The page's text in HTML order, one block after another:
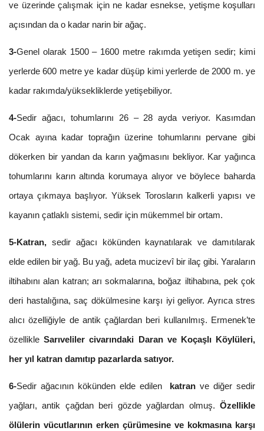
ve üzerinde çalışmak için ne kadar esnekse, yetişme koşulları
açısından da o kadar narin bir ağaç.
3-Genel olarak 1500 – 1600 metre rakımda yetişen sedir; kimi
yerlerde600 metre ye kadar düşüp kimi yerlerde de2000 m. ye
kadar rakımda/yüksekliklerde yetişebiliyor.
4-Sedir ağacı, tohumlarını 26 – 28 ayda veriyor. Kasımdan
Ocak ayına kadar toprağın üzerine tohumlarını pervane gibi
dökerken bir yandan da karın yağmasını bekliyor. Kar yağınca
tohumlarını karın altında korumaya alıyor ve böylece baharda
ortaya çıkmaya başlıyor. Yüksek Torosların kalkerli yapısı ve
kayanın çatlaklı sistemi, sedir için mükemmel bir ortam.
5-Katran, sedir ağacı kökünden kaynatılarak ve damıtılarak
elde edilen bir yağ. Bu yağ, adeta mucizevî bir ilaç gibi. Yaraların
iltihabını alan katran; arı sokmalarına, boğaz iltihabına, pek çok
deri hastalığına, saç dökülmesine karşı iyi geliyor. Ayrıca stres
alıcı özelliğiyle de antik çağlardan beri kullanılmış. Ermenek’te
özellikleSarıveliler civarındaki Daran ve Koçaşlı Köylüleri,
her yıl katran damıtıp pazarlarda satıyor.
6-Sedir ağacının kökünden elde edilen katran ve diğer sedir
yağları, antik çağdan beri gözde yağlardan olmuş. Özellikle
ölülerin vücutlarının erken çürümesine ve kokmasına karşı